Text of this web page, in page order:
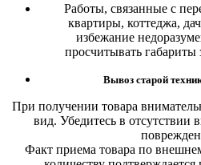
Работы, связанные с
квартиры, коттеджа,
избежание
просчитывать габариты
Вывоз старой
При получении товара
вид. Убедитесь в отсутствии
Факт приема товара по